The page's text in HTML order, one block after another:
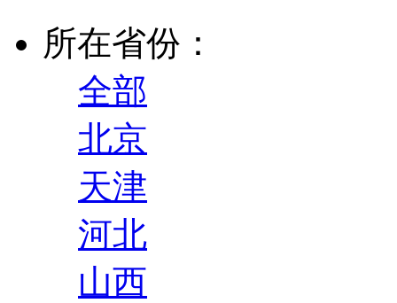
所在省份：
全部
北京
天津
河北
山西